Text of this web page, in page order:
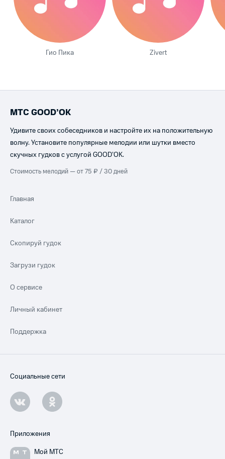
Гио Пика Zivert
МТС GOOD’OK
Удивите своих собеседников и настройте их на положительную
волну. Установите популярные мелодии или шутки вместо
скучных гудков с услугой GOOD’OK.
Стоимость мелодий — от 75 ₽ / 30 дней
Главная
Каталог
Скопируй гудок
Загрузи гудок
О сервисе
Личный кабинет
Поддержка
Социальные сети
Приложения
Мой МТС